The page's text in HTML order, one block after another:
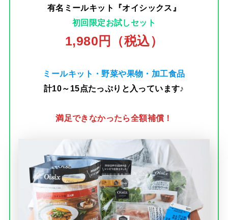
有名ミールキット『オイシックス』
初回限定お試しセット
1,980円（税込）
ミールキット・野菜や果物・加工食品
計10～15点たっぷりと入っています♪
満足できなかったら全額補償！